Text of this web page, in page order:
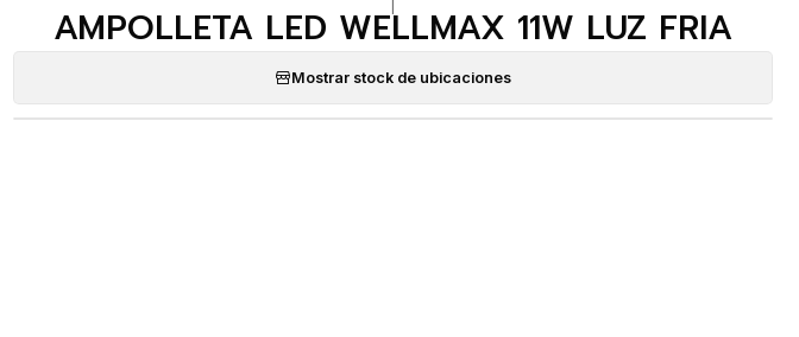
AMPOLLETA LED WELLMAX 11W LUZ FRIA
Mostrar stock de ubicaciones